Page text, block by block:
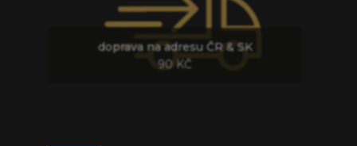
doprava na adresu ČR & SK
90 KČ